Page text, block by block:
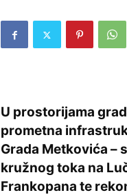
U prostorijama
prometna
Grada Metkovića –
kružnog toka na
Frankopana te